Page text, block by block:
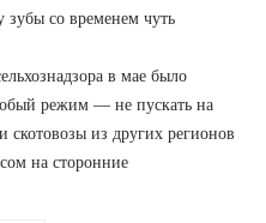
со временем чуть
в мае было
режим — не пускать на
из других регионов
на сторонние